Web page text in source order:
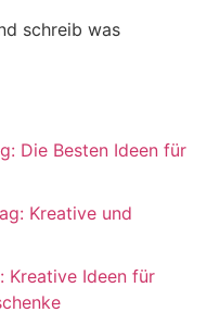
schreib was
Die Besten Ideen für
Kreative und
Kreative Ideen für